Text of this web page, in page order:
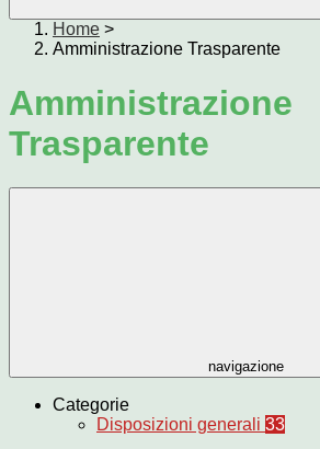
Home >
Amministrazione Trasparente
Amministrazione
Trasparente
navigazione
Categorie
Disposizioni generali 33